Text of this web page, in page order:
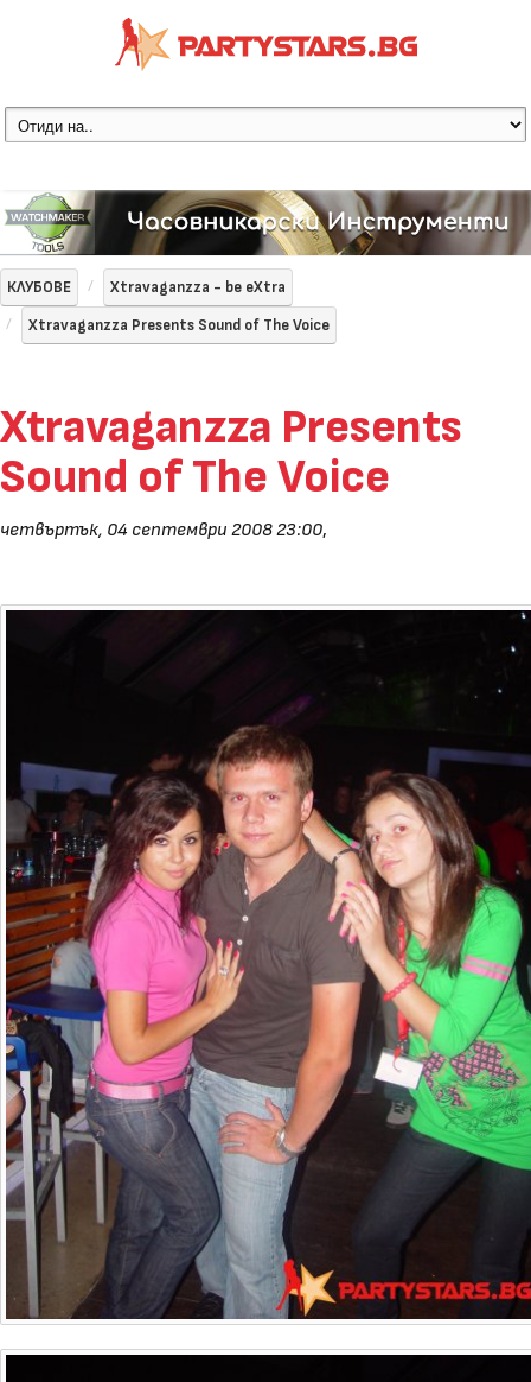
КЛУБОВЕ
Xtravaganzza - be eXtra
Xtravaganzza Presents Sound of The Voice
Xtravaganzza Presents
Sound of The Voice
четвъртък, 04 септември 2008 23:00,